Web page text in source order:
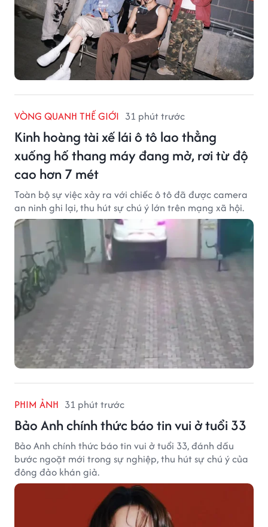
VÒNG QUANH THẾ GIỚI 31 phút trước
Kinh hoàng tài xế lái ô tô lao thẳng
xuống hố thang máy đang mở, rơi từ độ
cao hơn 7 mét
Toàn bộ sự việc xảy ra với chiếc ô tô đã được camera
an ninh ghi lại, thu hút sự chú ý lớn trên mạng xã hội.
PHIM ẢNH 31 phút trước
Bảo Anh chính thức báo tin vui ở tuổi 33
Bảo Anh chính thức báo tin vui ở tuổi 33, đánh dấu
bước ngoặt mới trong sự nghiệp, thu hút sự chú ý của
đông đảo khán giả.